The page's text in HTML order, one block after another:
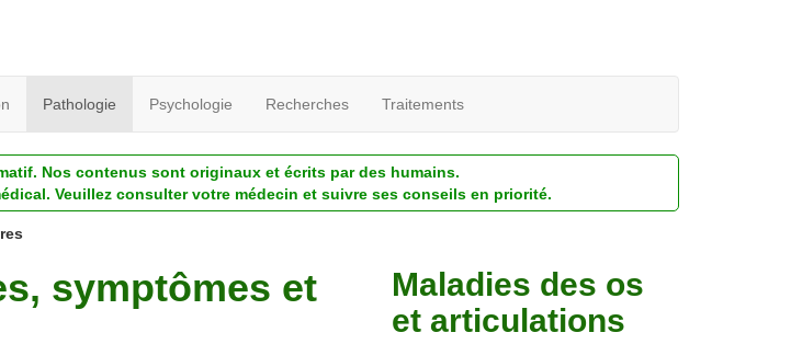
Pathologie Psychologie Recherches Traitements
Nos contenus sont originaux et écrits par des humains.
Veuillez consulter votre médecin et suivre ses conseils en priorité.
symptômes et
Maladies des os
et articulations